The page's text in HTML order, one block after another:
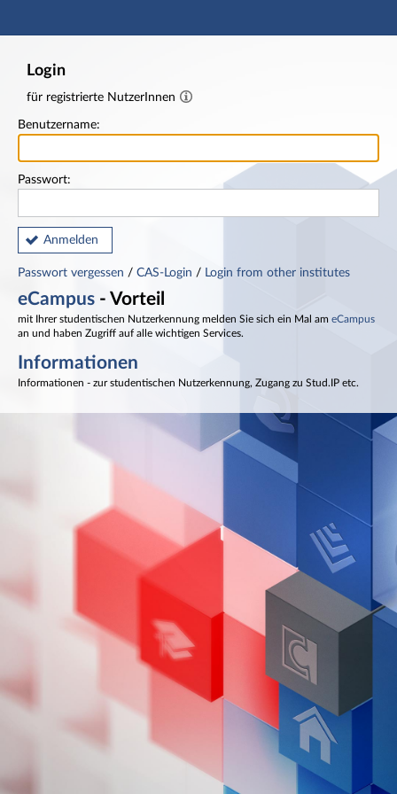
Hauptnavigation
Login
für registrierte NutzerInnen
Benutzername:
Passwort:
Anmelden
Passwort vergessen / CAS-Login / Login from other institutes
eCampus - Vorteil
mit Ihrer studentischen Nutzerkennung melden Sie sich ein Mal am eCampus
an und haben Zugriff auf alle wichtigen Services.
Informationen
Informationen - zur studentischen Nutzerkennung, Zugang zu Stud.IP etc.